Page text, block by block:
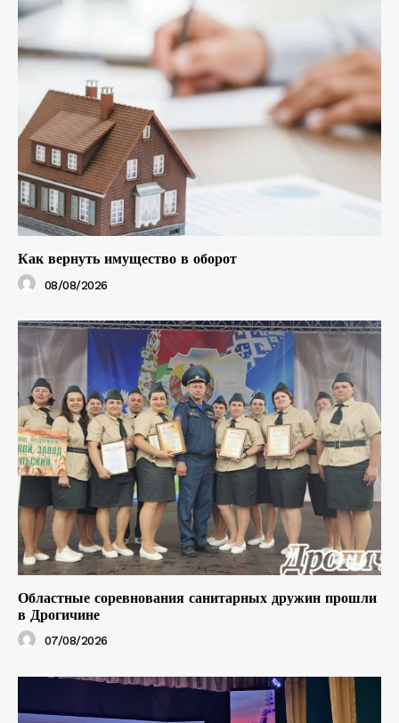
Как вернуть имущество в оборот
08/08/2026
Областные соревнования санитарных дружин прошли
в Дрогичине
07/08/2026